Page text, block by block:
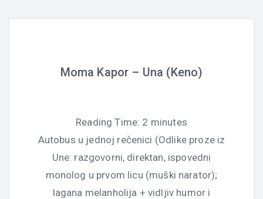
Moma Kapor – Una (Keno)
Reading Time: 2 minutes
Autobus u jednoj rečenici (Odlike proze iz
Une: razgovorni, direktan, ispovedni
monolog u prvom licu (muški narator);
lagana melanholija + vidljiv humor i